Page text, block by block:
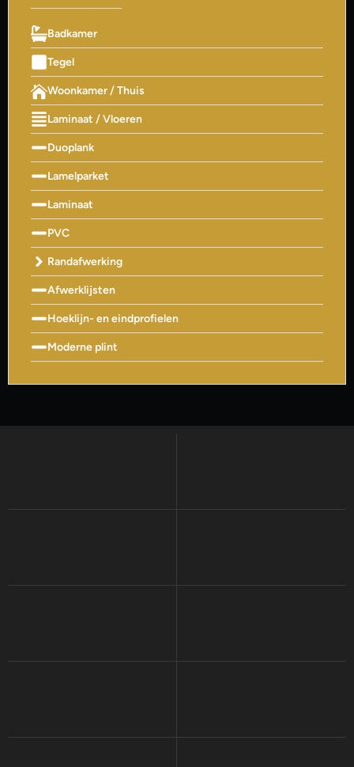
Badkamer
Tegel
Woonkamer / Thuis
Laminaat / Vloeren
Duoplank
Lamelparket
Laminaat
PVC
Randafwerking
Afwerklijsten
Hoeklijn- en eindprofielen
Moderne plint